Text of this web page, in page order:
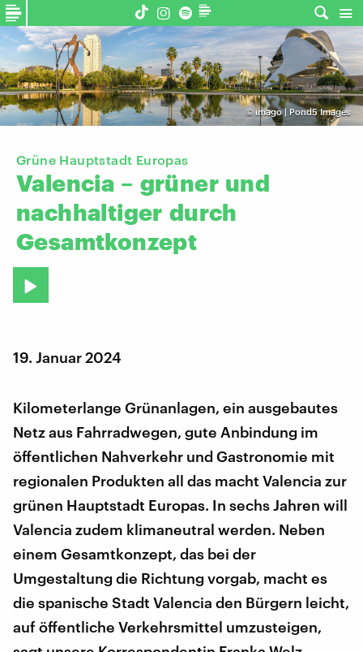
© imago | Pond5 Images
Grüne Hauptstadt Europas
Valencia – grüner und
nachhaltiger durch
Gesamtkonzept
19. Januar 2024
Kilometerlange Grünanlagen, ein ausgebautes
Netz aus Fahrradwegen, gute Anbindung im
öffentlichen Nahverkehr und Gastronomie mit
regionalen Produkten all das macht Valencia zur
grünen Hauptstadt Europas. In sechs Jahren will
Valencia zudem klimaneutral werden. Neben
einem Gesamtkonzept, das bei der
Umgestaltung die Richtung vorgab, macht es
die spanische Stadt Valencia den Bürgern leicht,
auf öffentliche Verkehrsmittel umzusteigen,